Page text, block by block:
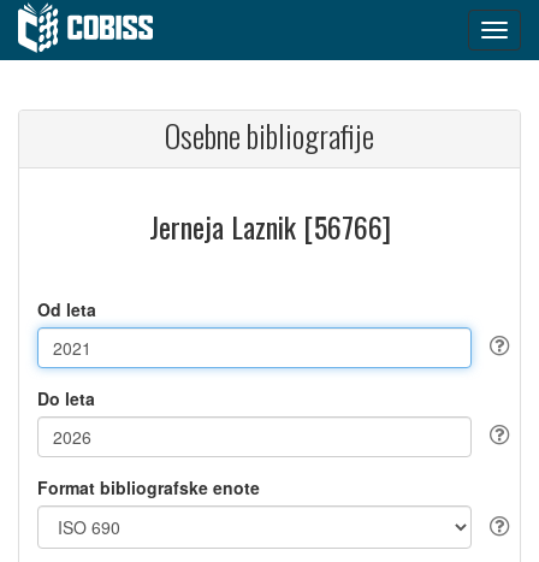
Osebne bibliografije
Jerneja Laznik [56766]
Od leta
Do leta
Format bibliografske enote